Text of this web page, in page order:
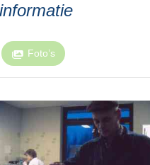
Foto’s